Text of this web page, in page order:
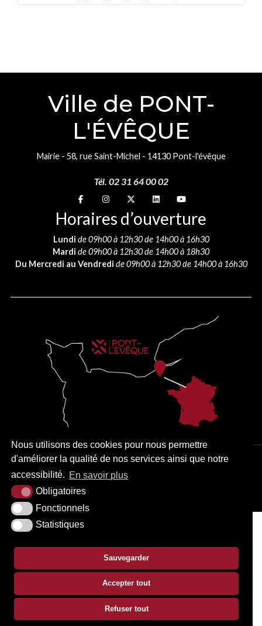
Nous utilisons des cookies pour nous permettre
d'améliorer la qualité de nos services ainsi que notre
accessibilité. En savoir plus
Obligatoires
Fonctionnels
Statistiques
Sauvegarder
Accepter tout
Refuser tout
Ville de PONT-
L'ÉVÊQUE
Mairie - 58, rue Saint-Michel - 14130 Pont-l'évêque
Tél. 02 31 64 00 02
Suivez-nous sur
Suivez-nous sur
Suivez-nous sur
Suivez-nous sur
Suivez-nous sur
Horaires d’ouverture
Lundi de 09h00 à 12h30 de 14h00 à 16h30
Mardi de 09h00 à 12h30 de 14h00 à 18h30
Du Mercredi au Vendredi de 09h00 à 12h30 de 14h00 à 16h30
PLAN DU SITE MENTIONS LÉGALES ACCESSIBILITÉ